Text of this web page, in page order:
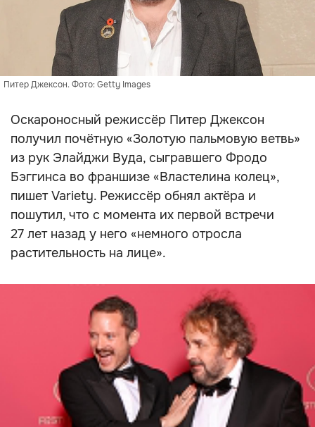
Питер Джексон. Фото: Getty Images
Оскароносный режиссёр Питер Джексон
получил почётную «Золотую пальмовую ветвь»
из рук Элайджи Вуда, сыгравшего Фродо
Бэггинса во франшизе «Властелина колец»,
пишет Variety. Режиссёр обнял актёра и
пошутил, что с момента их первой встречи
27 лет назад у него «немного отросла
растительность на лице».